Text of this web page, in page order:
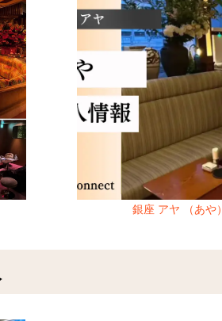
銀座 アヤ （あや）